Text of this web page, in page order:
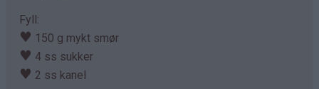
Fyll:
♥ 150 g mykt smør
♥ 4 ss sukker
♥ 2 ss kanel